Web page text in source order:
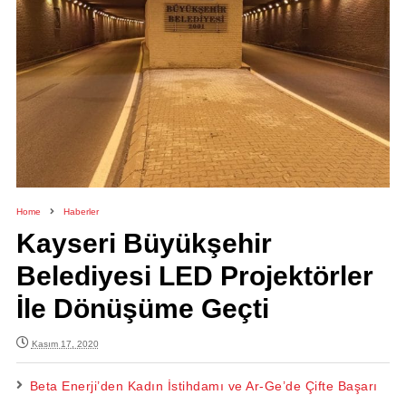
Home Haberler
Kayseri Büyükşehir
Belediyesi LED Projektörler
İle Dönüşüme Geçti
Kasım 17, 2020
Beta Enerji’den Kadın İstihdamı ve Ar-Ge’de Çifte Başarı